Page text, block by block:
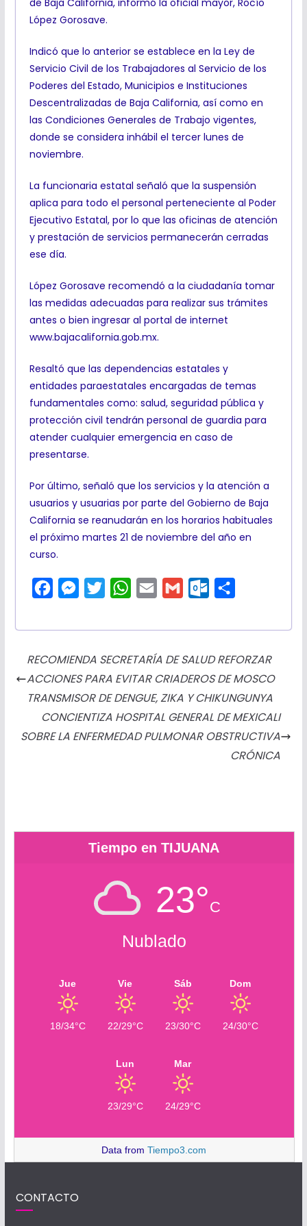
López Gorosave.
Indicó que lo anterior se establece en la Ley de
Servicio Civil de los Trabajadores al Servicio de los
Poderes del Estado, Municipios e Instituciones
Descentralizadas de Baja California, así como en
las Condiciones Generales de Trabajo vigentes,
donde se considera inhábil el tercer lunes de
noviembre.
La funcionaria estatal señaló que la suspensión
aplica para todo el personal perteneciente al Poder
Ejecutivo Estatal, por lo que las oficinas de atención
y prestación de servicios permanecerán cerradas
ese día.
López Gorosave recomendó a la ciudadanía tomar
las medidas adecuadas para realizar sus trámites
antes o bien ingresar al portal de internet
www.bajacalifornia.gob.mx.
Resaltó que las dependencias estatales y
entidades paraestatales encargadas de temas
fundamentales como: salud, seguridad pública y
protección civil tendrán personal de guardia para
atender cualquier emergencia en caso de
presentarse.
Por último, señaló que los servicios y la atención a
usuarios y usuarias por parte del Gobierno de Baja
California se reanudarán en los horarios habituales
el próximo martes 21 de noviembre del año en
curso.
c
o
o
k
M
s
n
g
e
i
e
r
W
a
A
p
p
a
i
a
t
o
k
.
m
r
t
i
r
RECOMIENDA SECRETARÍA DE SALUD REFORZAR
ACCIONES PARA EVITAR CRIADEROS DE MOSCO
TRANSMISOR DE DENGUE, ZIKA Y CHIKUNGUNYA
CONCIENTIZA HOSPITAL GENERAL DE MEXICALI
SOBRE LA ENFERMEDAD PULMONAR OBSTRUCTIVA
CRÓNICA
Tiempo en TIJUANA
23°C
Nublado
Jue
18/34°C
Vie
22/29°C
Sáb
23/30°C
Dom
24/30°C
Lun
23/29°C
Mar
24/29°C
Data fromTiempo3.com
CONTACTO